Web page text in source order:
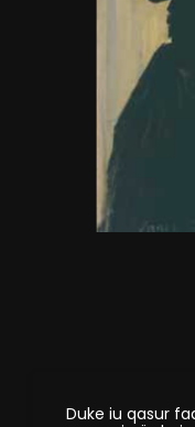
Duke iu qasur